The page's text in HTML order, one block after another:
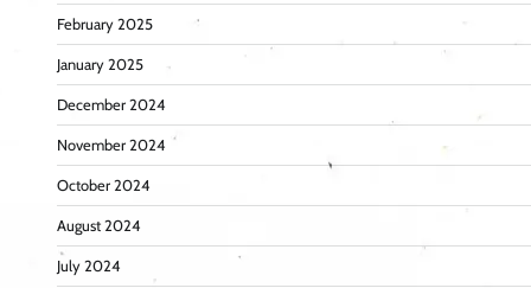
February 2025
January 2025
December 2024
November 2024
October 2024
August 2024
July 2024